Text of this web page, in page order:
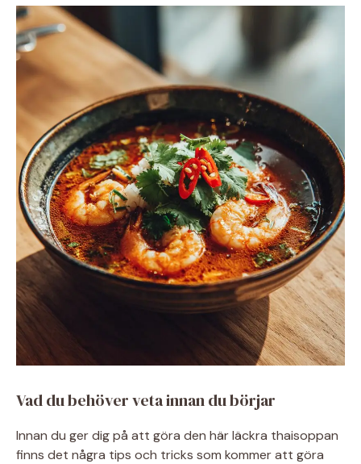
Vad du behöver veta innan du börjar
Innan du ger dig på att göra den här läckra thaisoppan
finns det några tips och tricks som kommer att göra